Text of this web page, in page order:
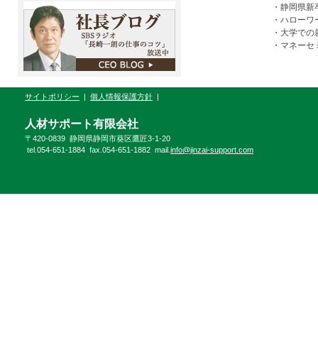
・静岡県
・ハロー
・大学で
・マネー
サイトポリシー | 個人情報保護方針 |
人材サポート有限会社
〒420-0839 静岡県静岡市葵区鷹匠3-1-20
tel.054-651-1884 fax.054-651-1882 mail. info@jinzai-support.com